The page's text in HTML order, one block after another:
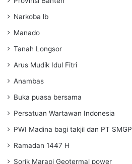
Narkoba lb
Manado
Tanah Longsor
Arus Mudik Idul Fitri
Anambas
Buka puasa bersama
Persatuan Wartawan Indonesia
PWI Madina bagi takjil dan PT SMGP
Ramadan 1447 H
Sorik Marapi Geotermal power